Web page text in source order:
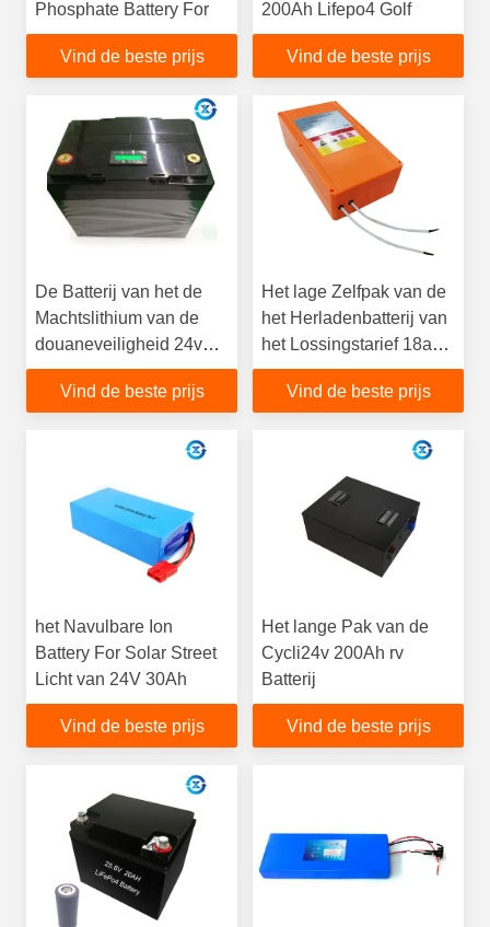
Phosphate Battery For
Vind de beste prijs
200Ah Lifepo4 Golf
Vind de beste prijs
De Batterij van het de
Machtslithium van de
douaneveiligheid 24v
50Ah
Vind de beste prijs
Het lage Zelfpak van de
het Herladenbatterij van
het Lossingstarief 18ah
voor UPS
Vind de beste prijs
het Navulbare Ion
Battery For Solar Street
Licht van 24V 30Ah
Vind de beste prijs
Het lange Pak van de
Cycli24v 200Ah rv
Batterij
Vind de beste prijs